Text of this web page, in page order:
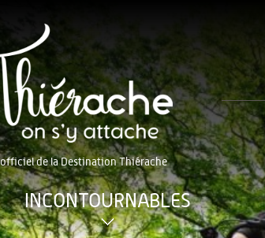
de la Destination Thiérache
INCONTOURNABLES